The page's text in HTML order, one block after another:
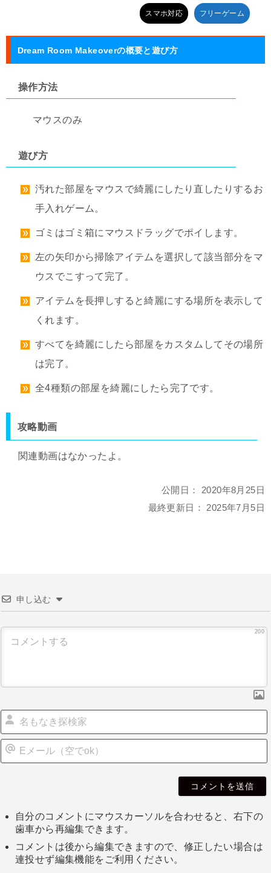
スマホ対応 フリーゲーム
Dream Room Makeoverの概要と遊び方
操作方法
マウスのみ
遊び方
汚れた部屋をマウスで綺麗にしたり直したりするお
手入れゲーム。
ゴミはゴミ箱にマウスドラッグでポイします。
左の矢印から掃除アイテムを選択して該当部分をマ
ウスでこすって完了。
アイテムを長押しすると綺麗にする場所を表示して
くれます。
すべてを綺麗にしたら部屋をカスタムしてその場所
は完了。
全4種類の部屋を綺麗にしたら完了です。
攻略動画
関連動画はなかったよ。
公開日： 2020年8月25日
最終更新日：2025年7月5日
申し込む
200
自分のコメントにマウスカーソルを合わせると、右下の
歯車から再編集できます。
コメントは後から編集できますので、修正したい場合は
連投せず編集機能をご利用ください。